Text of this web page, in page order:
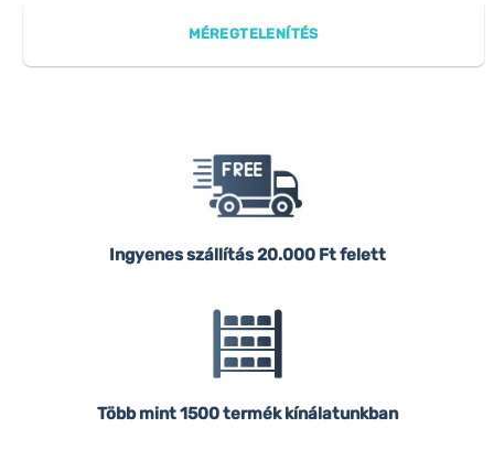
MÉREGTELENÍTÉS
Ingyenes szállítás20.000 Ft felett
Több mint 1500 termék kínálatunkban